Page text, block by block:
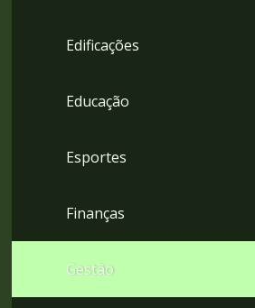
Edificações
Educação
Esportes
Finanças
Gestão